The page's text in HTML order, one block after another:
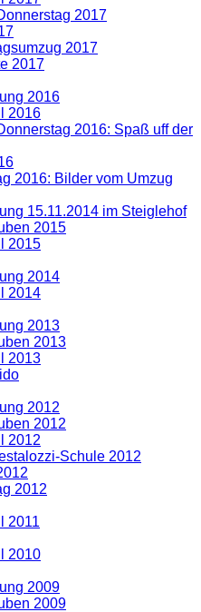
2017
2017
2017
2016
2016
2016: Spaß uff der
2016: Bilder vom Umzug
15.11.2014 im Steiglehof
2015
2015
2014
2014
2013
2013
2013
2012
2012
2012
Schule 2012
2012
2011
2010
2009
2009